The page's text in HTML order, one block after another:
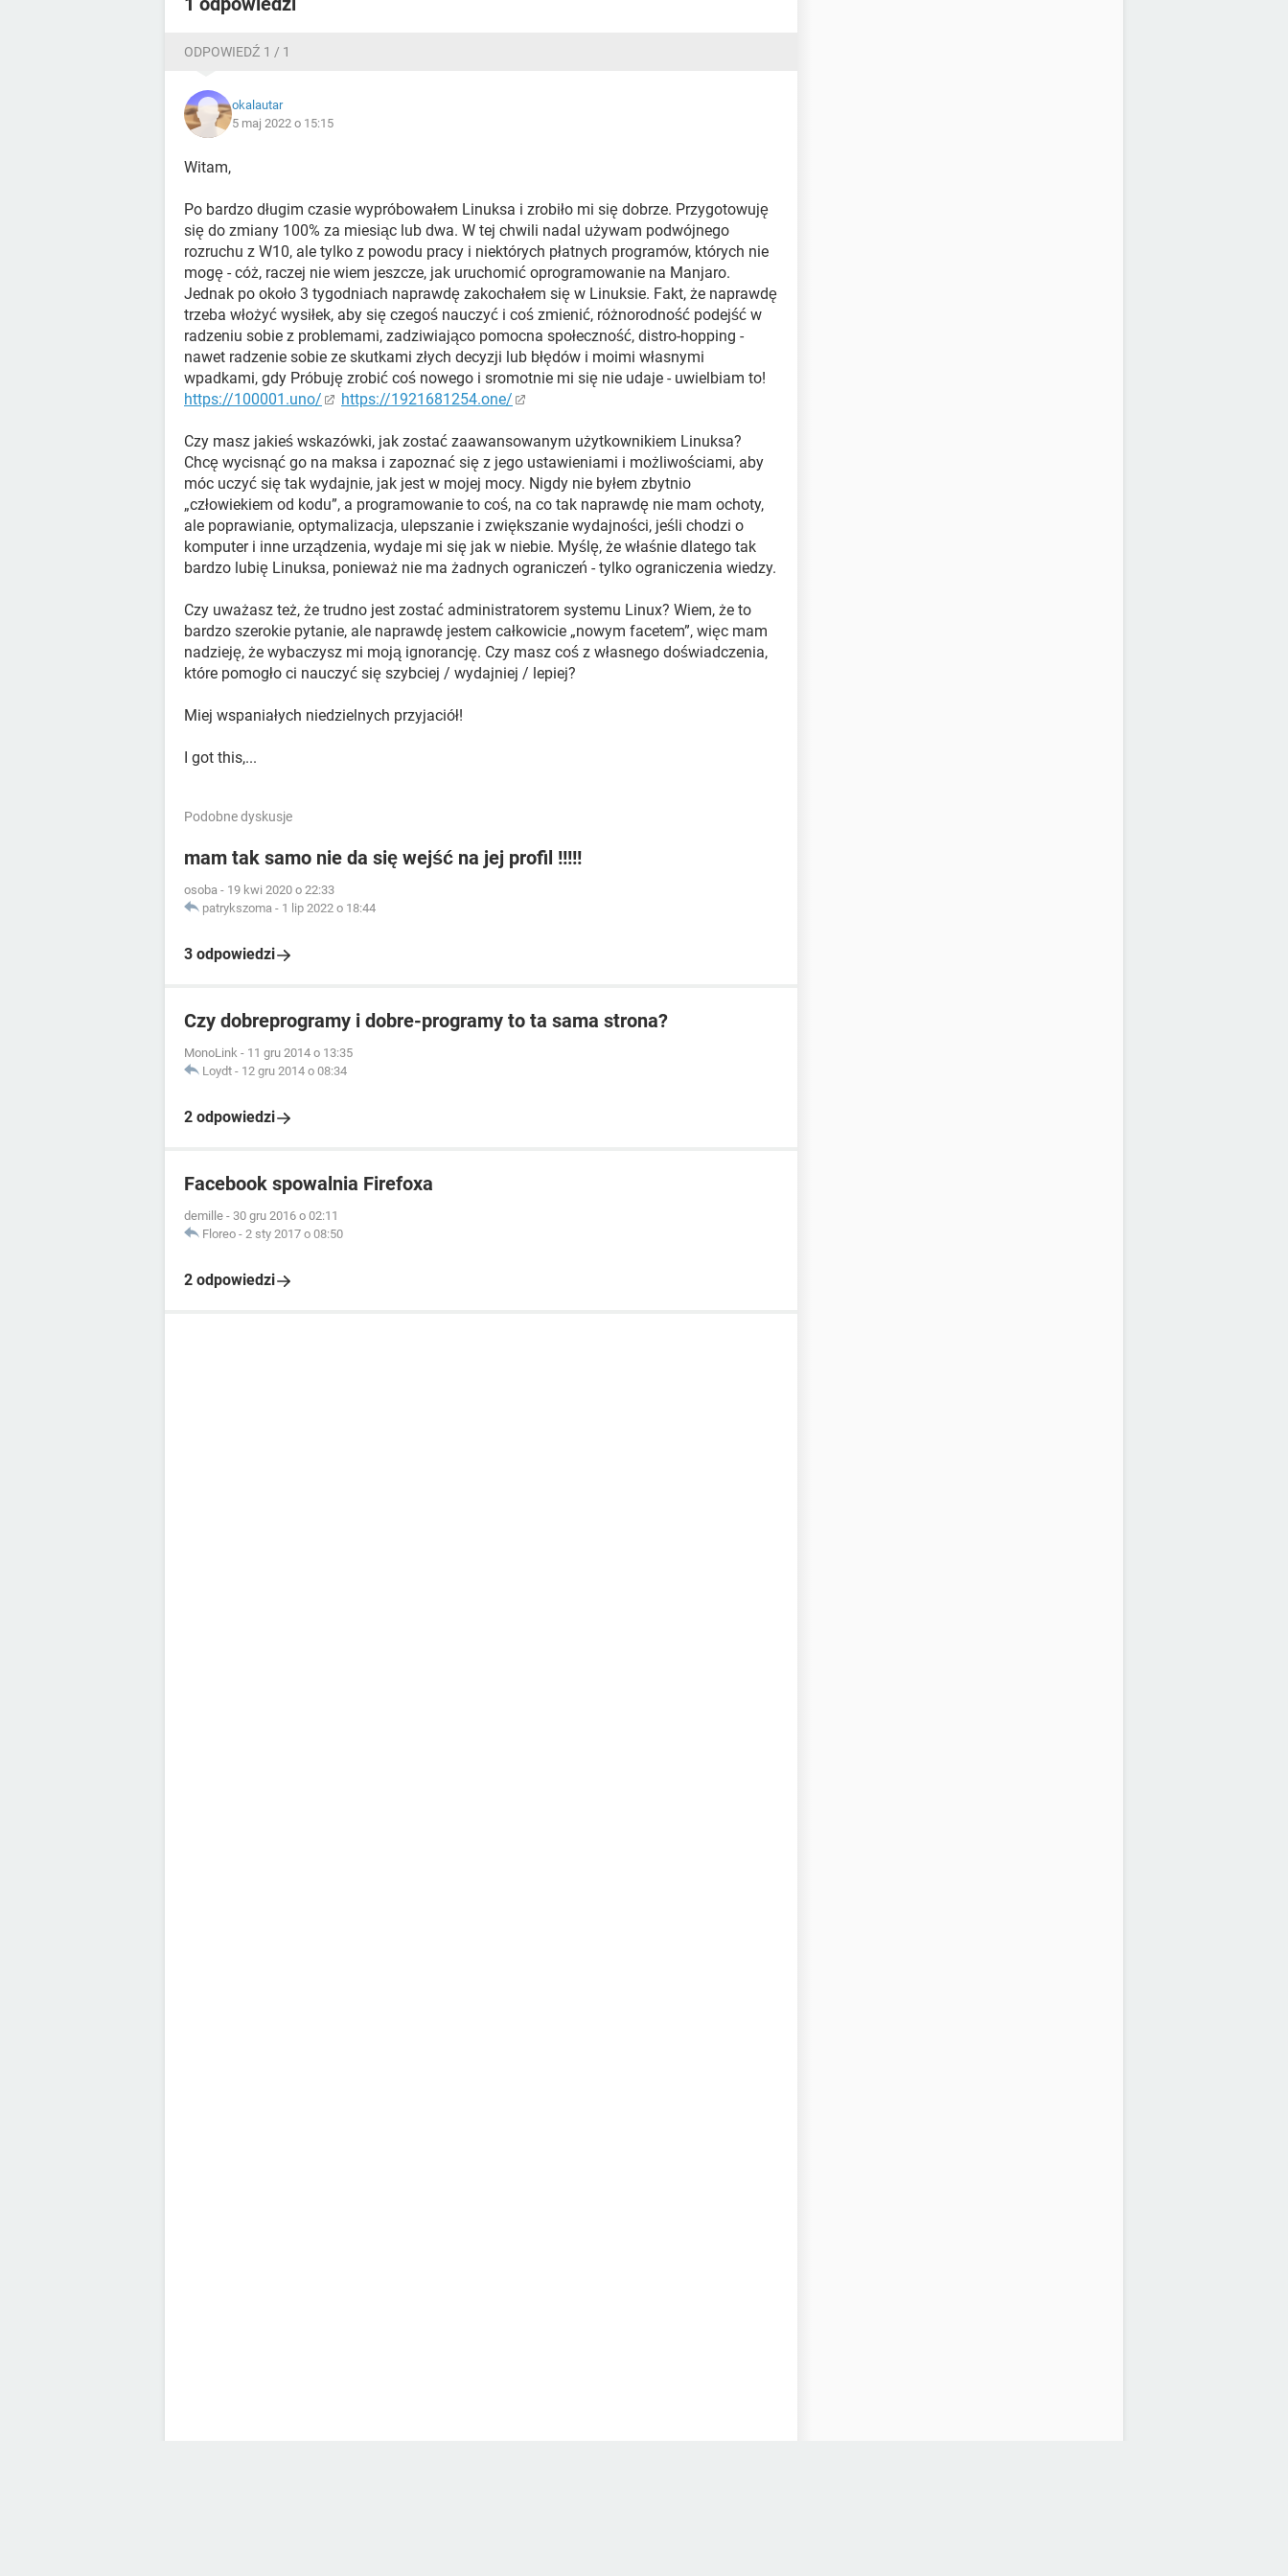
ODPOWIEDŹ 1 / 1
okalautar
5 maj 2022 o 15:15
Witam,
Po bardzo długim czasie wypróbowałem Linuksa i zrobiło mi się dobrze. Przygotowuję
się do zmiany 100% za miesiąc lub dwa. W tej chwili nadal używam podwójnego
rozruchu z W10, ale tylko z powodu pracy i niektórych płatnych programów, których nie
mogę - cóż, raczej nie wiem jeszcze, jak uruchomić oprogramowanie na Manjaro.
Jednak po około 3 tygodniach naprawdę zakochałem się w Linuksie. Fakt, że naprawdę
trzeba włożyć wysiłek, aby się czegoś nauczyć i coś zmienić, różnorodność podejść w
radzeniu sobie z problemami, zadziwiająco pomocna społeczność, distro-hopping -
nawet radzenie sobie ze skutkami złych decyzji lub błędów i moimi własnymi
wpadkami, gdy Próbuję zrobić coś nowego i sromotnie mi się nie udaje - uwielbiam to!
https://100001.uno/
https://1921681254.one/
Czy masz jakieś wskazówki, jak zostać zaawansowanym użytkownikiem Linuksa?
Chcę wycisnąć go na maksa i zapoznać się z jego ustawieniami i możliwościami, aby
móc uczyć się tak wydajnie, jak jest w mojej mocy. Nigdy nie byłem zbytnio
„człowiekiem od kodu”, a programowanie to coś, na co tak naprawdę nie mam ochoty,
ale poprawianie, optymalizacja, ulepszanie i zwiększanie wydajności, jeśli chodzi o
komputer i inne urządzenia, wydaje mi się jak w niebie. Myślę, że właśnie dlatego tak
bardzo lubię Linuksa, ponieważ nie ma żadnych ograniczeń - tylko ograniczenia wiedzy.
Czy uważasz też, że trudno jest zostać administratorem systemu Linux? Wiem, że to
bardzo szerokie pytanie, ale naprawdę jestem całkowicie „nowym facetem”, więc mam
nadzieję, że wybaczysz mi moją ignorancję. Czy masz coś z własnego doświadczenia,
które pomogło ci nauczyć się szybciej / wydajniej / lepiej?
Miej wspaniałych niedzielnych przyjaciół!
I got this,...
Podobne dyskusje
mam tak samo nie da się wejść na jej profil !!!!!
osoba - 19 kwi 2020 o 22:33
patrykszoma - 1 lip 2022 o 18:44
3 odpowiedzi
Czy dobreprogramy i dobre-programy to ta sama strona?
MonoLink - 11 gru 2014 o 13:35
Loydt - 12 gru 2014 o 08:34
2 odpowiedzi
Facebook spowalnia Firefoxa
demille - 30 gru 2016 o 02:11
Floreo - 2 sty 2017 o 08:50
2 odpowiedzi